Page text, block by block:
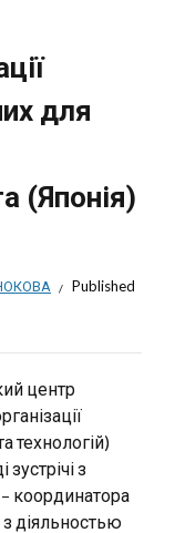
для
(Японія)
Published
центр
технологій)
з
координатора
діяльностью